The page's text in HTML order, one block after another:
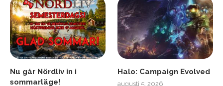
Nu går Nördliv in i
sommarläge!
Halo: Campaign Evolved
augusti 5, 2026